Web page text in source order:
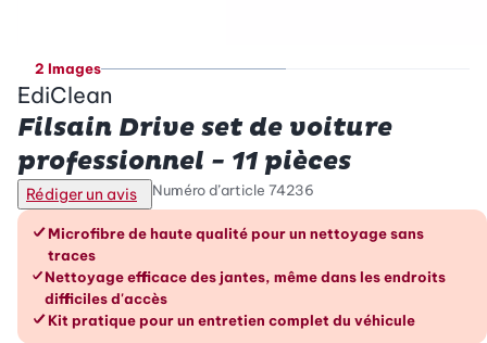
2 Images
EdiClean
Filsain Drive set de voiture
professionnel - 11 pièces
Rédiger un avis Numéro d’article 74236
Les avantages en un coup d’œil
Microfibre de haute qualité pour un nettoyage sans
traces
Nettoyage efficace des jantes, même dans les endroits
difficiles d'accès
Kit pratique pour un entretien complet du véhicule